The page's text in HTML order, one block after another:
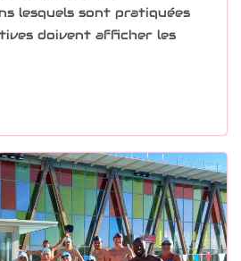
lesquels sont pratiquées
doivent afficher les